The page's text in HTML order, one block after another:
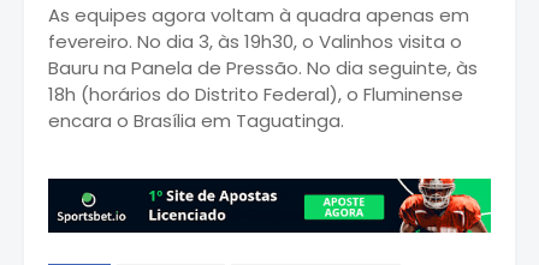
As equipes agora voltam à quadra apenas em
fevereiro. No dia 3, às 19h30, o Valinhos visita o
Bauru na Panela de Pressão. No dia seguinte, às
18h (horários do Distrito Federal), o Fluminense
encara o Brasília em Taguatinga.